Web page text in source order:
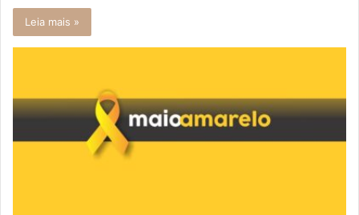
Leia mais »